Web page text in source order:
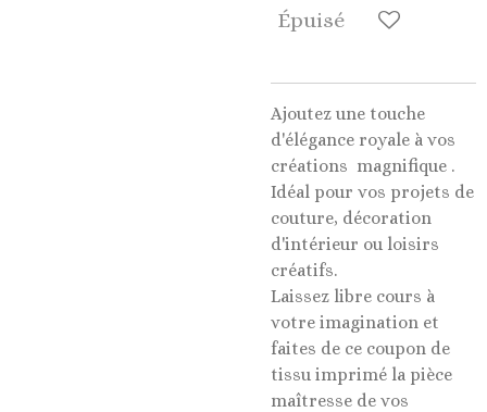
Épuisé
Ajoutez une touche
d'élégance royale à vos
créations magnifique .
Idéal pour vos projets de
couture, décoration
d'intérieur ou loisirs
créatifs.
Laissez libre cours à
votre imagination et
faites de ce coupon de
tissu imprimé la pièce
maîtresse de vos